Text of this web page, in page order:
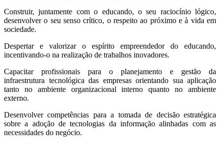
Construir, juntamente com o educando, o seu raciocínio lógico,
desenvolver o seu senso crítico, o respeito ao próximo e à vida em
sociedade.
Despertar e valorizar o espírito empreendedor do educando,
incentivando-o na realização de trabalhos inovadores.
Capacitar profissionais para o planejamento e gestão da
infraestrutura tecnológica das empresas orientando sua aplicação
tanto no ambiente organizacional interno quanto no ambiente
externo.
Desenvolver competências para a tomada de decisão estratégica
sobre a adoção de tecnologias da informação alinhadas com as
necessidades do negócio.